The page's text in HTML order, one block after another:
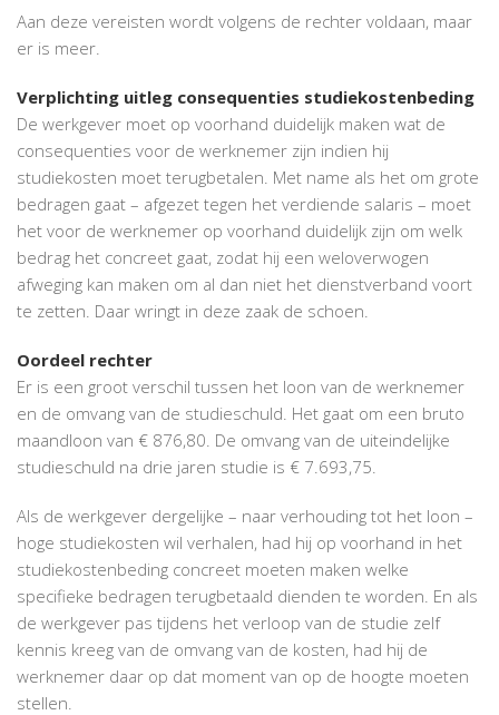
Aan deze vereisten wordt volgens de rechter voldaan, maar
er is meer.
Verplichting uitleg consequenties studiekostenbeding
De werkgever moet op voorhand duidelijk maken wat de
consequenties voor de werknemer zijn indien hij
studiekosten moet terugbetalen. Met name als het om grote
bedragen gaat – afgezet tegen het verdiende salaris – moet
het voor de werknemer op voorhand duidelijk zijn om welk
bedrag het concreet gaat, zodat hij een weloverwogen
afweging kan maken om al dan niet het dienstverband voort
te zetten. Daar wringt in deze zaak de schoen.
Oordeel rechter
Er is een groot verschil tussen het loon van de werknemer
en de omvang van de studieschuld. Het gaat om een bruto
maandloon van € 876,80. De omvang van de uiteindelijke
studieschuld na drie jaren studie is € 7.693,75.
Als de werkgever dergelijke – naar verhouding tot het loon –
hoge studiekosten wil verhalen, had hij op voorhand in het
studiekostenbeding concreet moeten maken welke
specifieke bedragen terugbetaald dienden te worden. En als
de werkgever pas tijdens het verloop van de studie zelf
kennis kreeg van de omvang van de kosten, had hij de
werknemer daar op dat moment van op de hoogte moeten
stellen.